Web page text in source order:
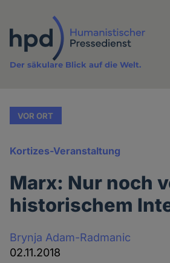
Inhalt
Der säkulare Blick auf die Welt.
VOR ORT
Kortizes-Veranstaltung
Marx: Nur noch
historischem
Brynja Adam-Radmanic
02.11.2018